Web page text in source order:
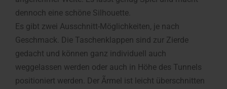
dennoch eine schöne Silhouette.
Es gibt zwei Ausschnitt-Möglichkeiten, je nach
Geschmack. Die Taschenklappen sind zur Zierde
gedacht und können ganz individuell auch
weggelassen werden oder auch in Höhe des Tunnels
positioniert werden. Der Ãrmel ist leicht überschnitten